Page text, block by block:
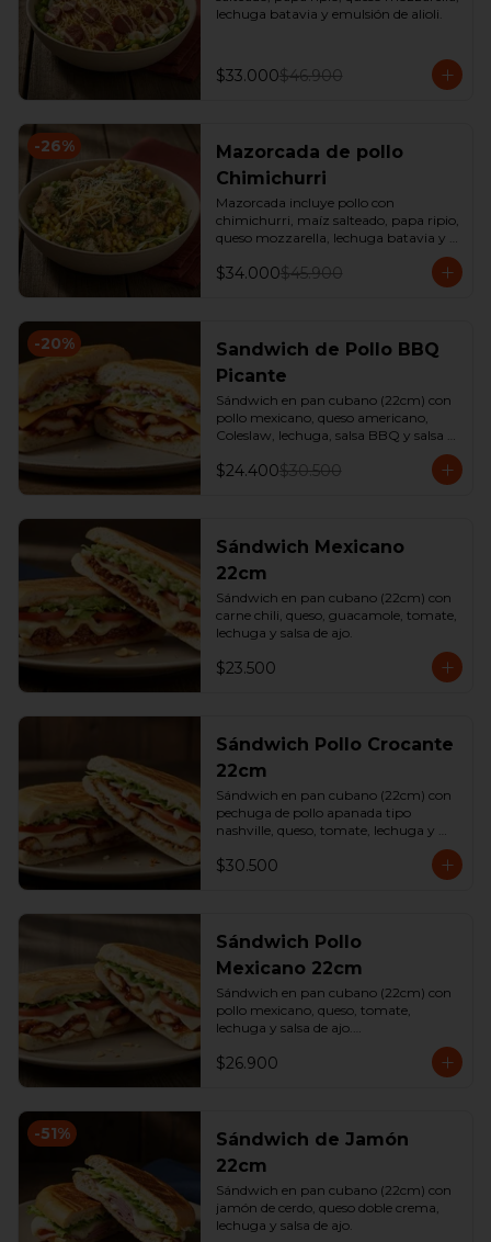
lechuga batavia y emulsión de alioli.
$33.000$46.900
-26%
Mazorcada de pollo
Chimichurri
Mazorcada incluye pollo con
chimichurri, maíz salteado, papa ripio,
queso mozzarella, lechuga batavia y
$34.000$45.900
-20%
Sandwich de Pollo BBQ
Picante
Sándwich en pan cubano (22cm) con
pollo mexicano, queso americano,
Coleslaw, lechuga, salsa BBQ y salsa
*Producto Ligeramente Picante.
$24.400$30.500
Sándwich Mexicano
22cm
Sándwich en pan cubano (22cm) con
carne chili, queso, guacamole, tomate,
lechuga y salsa de ajo.
$23.500
Sándwich Pollo Crocante
22cm
Sándwich en pan cubano (22cm) con
pechuga de pollo apanada tipo
nashville, queso, tomate, lechuga y
$30.500
Sándwich Pollo
Mexicano 22cm
Sándwich en pan cubano (22cm) con
pollo mexicano, queso, tomate,
lechuga y salsa de ajo.
$26.900
-51%
Sándwich de Jamón
22cm
Sándwich en pan cubano (22cm) con
jamón de cerdo, queso doble crema,
lechuga y salsa de ajo.